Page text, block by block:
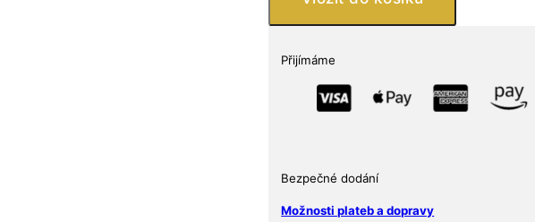
suvenýrová
GBAZ
2025-
Přijímáme
Bezpečné dodání
Možnosti plateb a dopravy